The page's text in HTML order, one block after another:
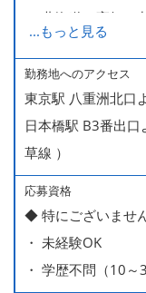
・ 北海道や高知、
ます
・ 無料の美味しい
...もっと見る
勤務地へのアクセス
東京駅 八重洲北口
日本橋駅 B3番出
草線 ）
応募資格
◆ 特にございませ
・ 未経験OK
・ 学歴不問（10～